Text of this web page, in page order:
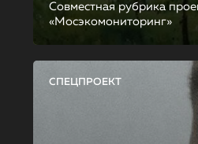
Совместная рубрика
«Мосэкомониторинг»
СПЕЦПРОЕКТ